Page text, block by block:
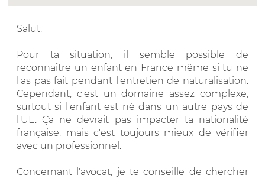
Salut,
Pour ta situation, il semble possible de
reconnaître un enfant en France même si tu ne
l'as pas fait pendant l'entretien de naturalisation.
Cependant, c'est un domaine assez complexe,
surtout si l'enfant est né dans un autre pays de
l'UE. Ça ne devrait pas impacter ta nationalité
française, mais c'est toujours mieux de vérifier
avec un professionnel.
Concernant l'avocat, je te conseille de chercher